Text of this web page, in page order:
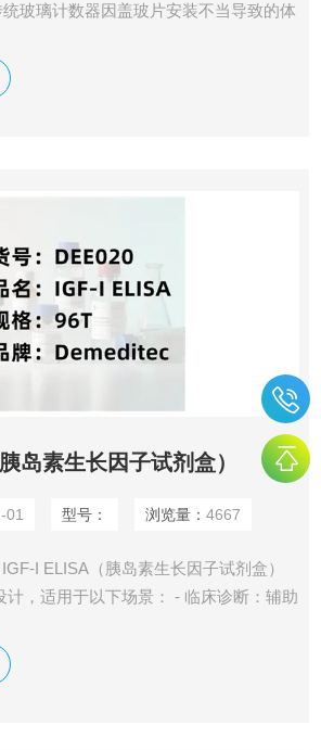
玻璃计数器因盖玻片安装不当导致的体
定，误差率低于1%。双独立计数室设
样本，避免交叉污染，尤其适合处理传
岛素生长因子试剂盒）
01 型号： 浏览量： 4667
I ELISA（胰岛素生长因子试剂盒）
计，适用于以下场景： - 临床诊断：辅助
儿童/青少年身高异常的病因筛查； - 科
通路、代谢综合征、肿瘤微环境相关实